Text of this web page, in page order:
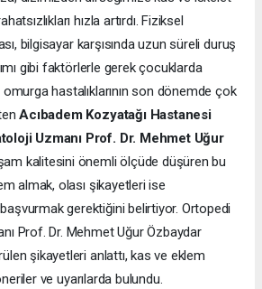
hızla artırdı. Fiziksel
bilgisayar karşısında uzun süreli duruş
gibi faktörlerle gerek çocuklarda
hastalıklarının son dönemde çok
Acıbadem Kozyatağı Hastanesi
Uzmanı Prof. Dr. Mehmet Uğur
kalitesini önemli ölçüde düşüren bu
almak, olası şikayetleri ise
gerektiğini belirtiyor. Ortopedi
Prof. Dr. Mehmet Uğur Özbaydar
şikayetleri anlattı, kas ve eklem
ve uyarılarda bulundu.